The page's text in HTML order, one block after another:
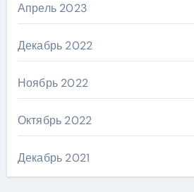
Апрель 2023
Декабрь 2022
Ноябрь 2022
Октябрь 2022
Декабрь 2021